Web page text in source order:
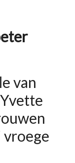
van
vroege